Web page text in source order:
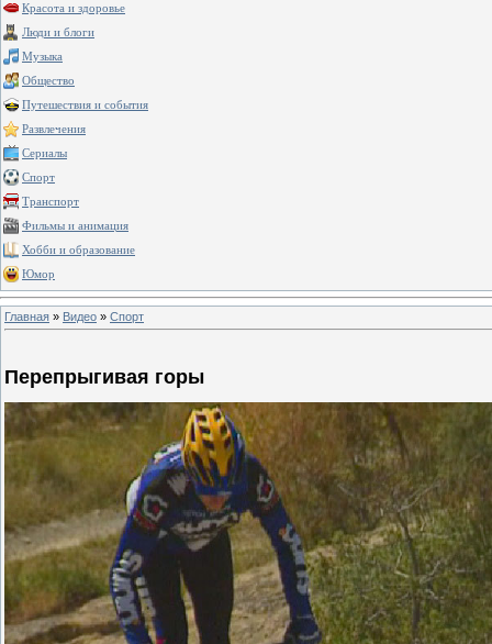
Красота и здоровье
Люди и блоги
Музыка
Общество
Путешествия и события
Развлечения
Сериалы
Спорт
Транспорт
Фильмы и анимация
Хобби и образование
Юмор
Главная » Видео » Спорт
Перепрыгивая горы